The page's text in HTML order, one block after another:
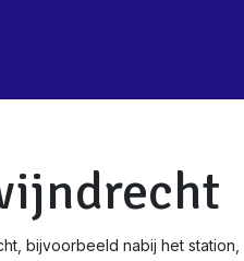
bijvoorbeeld nabij het station,